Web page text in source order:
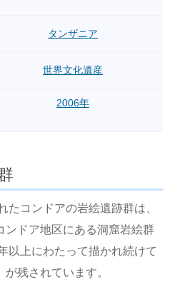
タンザニア
世界文化遺産
2006年
たコンドアの岩絵遺跡群は、
ンドア地区にある洞窟岩絵群
以上にわたって描かれ続けて
残されています。